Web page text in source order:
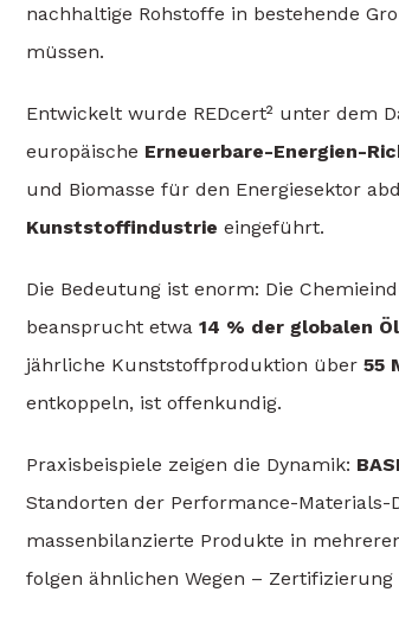
nachhaltige Rohstoffe in bestehende
müssen.
Entwickelt wurde REDcert² unter dem
europäische Erneuerbare-Energien-
und Biomasse für den Energiesektor
Kunststoffindustrie eingeführt.
Die Bedeutung ist enorm: Die
beansprucht etwa 14 % der globalen
jährliche Kunststoffproduktion über 55
entkoppeln, ist offenkundig.
Praxisbeispiele zeigen die Dynamik:
Standorten der Performance-Materials-
massenbilanzierte Produkte in
folgen ähnlichen Wegen –